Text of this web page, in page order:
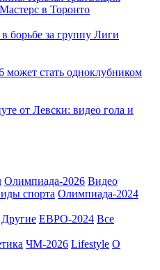
в Торонто
борьбе за группу Лиги
стать одноклубником
от Левски: видео гола и
Олимпиада-2026 Видео
спорта Олимпиада-2024
Другие ЕВРО-2024 Все
ЧМ-2026 Lifestyle О